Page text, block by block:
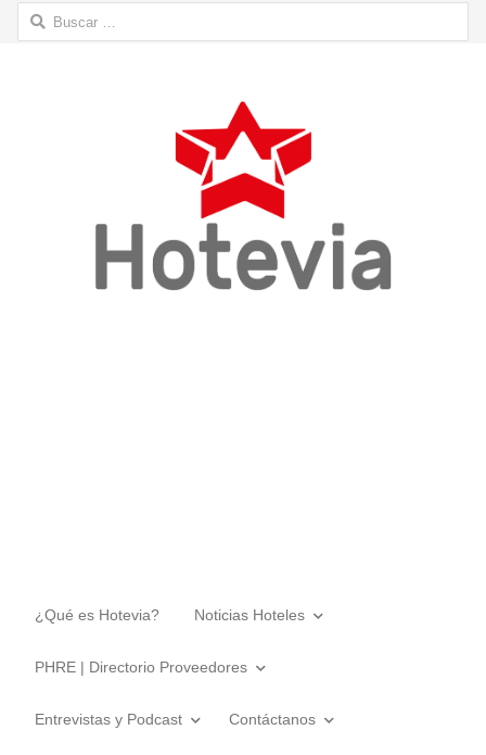
Buscar:
¿Qué es Hotevia? Noticias Hoteles
PHRE | Directorio Proveedores
Entrevistas y Podcast Contáctanos